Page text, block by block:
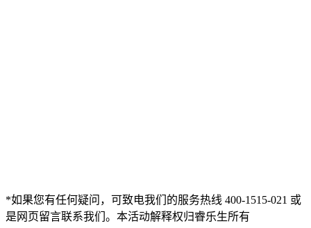
*如果您有任何疑问，可致电我们的服务热线 400-1515-021 或
是网页留言联系我们。本活动解释权归睿乐生所有